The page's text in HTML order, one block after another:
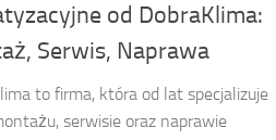
od DobraKlima:
Serwis, Naprawa
to firma, która od lat specjalizuje
serwisie oraz naprawie